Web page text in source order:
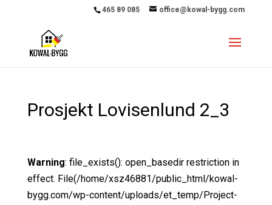
465 89 085 office@kowal-bygg.com
Prosjekt Lovisenlund 2_3
Warning: file_exists(): open_basedir restriction in
effect. File(/home/xsz46881/public_html/kowal-
bygg.com/wp-content/uploads/et_temp/Project-